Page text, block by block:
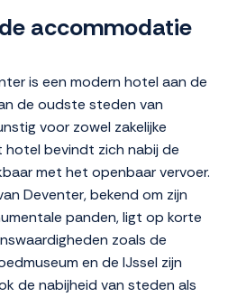
accommodatie
is een modern hotel aan de
de oudste steden van
voor zowel zakelijke
hotel bevindt zich nabij de
met het openbaar vervoer.
Deventer, bekend om zijn
panden, ligt op korte
zoals de
en de IJssel zijn
de nabijheid van steden als